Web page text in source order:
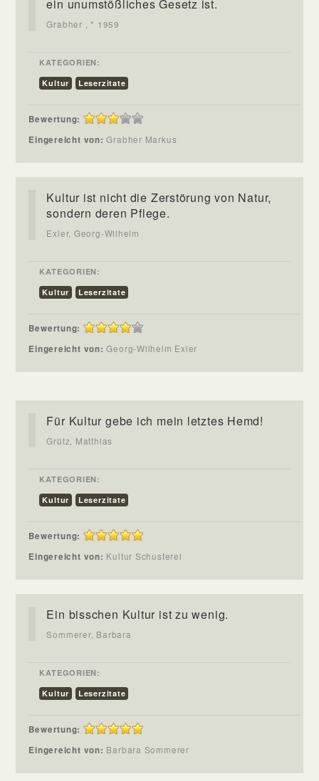
ein unumstößliches Gesetz ist.
Grabher , * 1959
KATEGORIEN:
Kultur
Leserzitate
Bewertung:
Eingereicht von:Grabher Markus
Kultur ist nicht die Zerstörung von Natur,
sondern deren Pflege.
Exler, Georg-Wilhelm
KATEGORIEN:
Kultur
Leserzitate
Bewertung:
Eingereicht von:Georg-Wilhelm Exler
Für Kultur gebe ich mein letztes Hemd!
Grütz, Matthias
KATEGORIEN:
Kultur
Leserzitate
Bewertung:
Eingereicht von: Kultur Schusterei
Ein bisschen Kultur ist zu wenig.
Sommerer, Barbara
KATEGORIEN:
Kultur
Leserzitate
Bewertung:
Eingereicht von: Barbara Sommerer